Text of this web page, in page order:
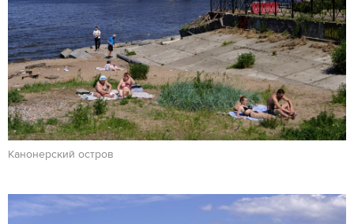
Канонерский остров